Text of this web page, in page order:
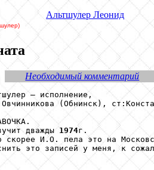
)
Альтшулер Леонид
Необходимый комментарий
– исполнение,
(Обнинск),
дважды
1974г.
скорее И.О. пела это на
это записей у меня, к